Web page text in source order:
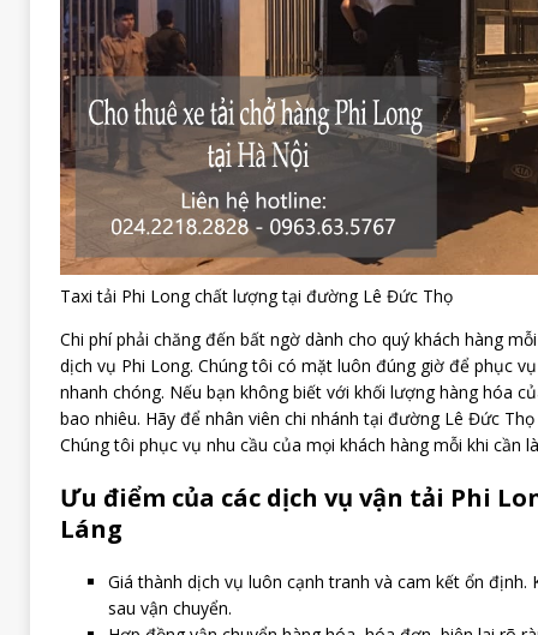
Taxi tải Phi Long chất lượng tại đường Lê Đức Thọ
Chi phí phải chăng đến bất ngờ dành cho quý khách hàng
dịch vụ Phi Long. Chúng tôi có mặt luôn đúng giờ để phục
nhanh chóng. Nếu bạn không biết với khối lượng hàng hóa
bao nhiêu. Hãy để nhân viên chi nhánh tại đường Lê Đức
Chúng tôi phục vụ nhu cầu của mọi khách hàng mỗi khi cần
Ưu điểm của các dịch vụ vận tải Phi
Láng
Giá thành dịch vụ luôn cạnh tranh và cam kết ổn định.
sau vận chuyển.